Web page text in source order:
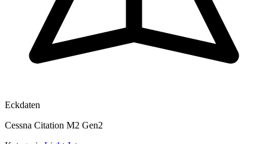
Eckdaten
Cessna Citation M2 Gen2